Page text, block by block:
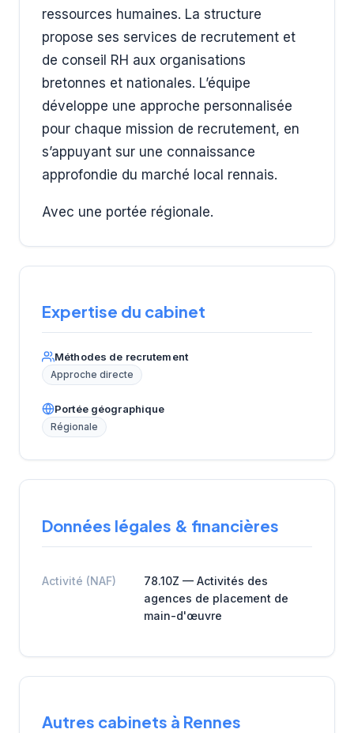
ressources humaines. La structure
propose ses services de recrutement et
de conseil RH aux organisations
bretonnes et nationales. L’équipe
développe une approche personnalisée
pour chaque mission de recrutement, en
s’appuyant sur une connaissance
approfondie du marché local rennais.
Avec une portée régionale.
Expertise du cabinet
Méthodes de recrutement
Approche directe
Portée géographique
Régionale
Données légales & financières
Activité (NAF)
78.10Z — Activités des
agences de placement de
main-d'œuvre
Autres cabinets à Rennes